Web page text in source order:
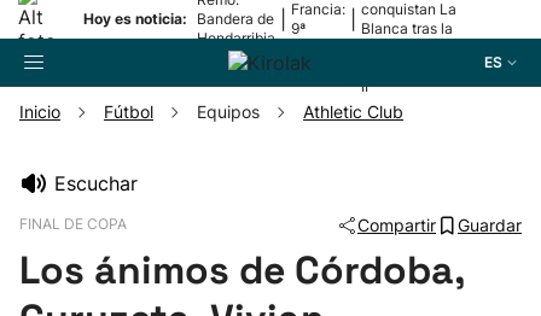
Hoy es noticia:
Bandera de
Hondarribia
Francia:
9ª
conquistan La
Blanca tras la
II
ES
Pelota
Inicio Fútbol Equipos Athletic Club
Escuchar
FINAL DE COPA Compartir Guardar
Los ánimos de Córdoba,